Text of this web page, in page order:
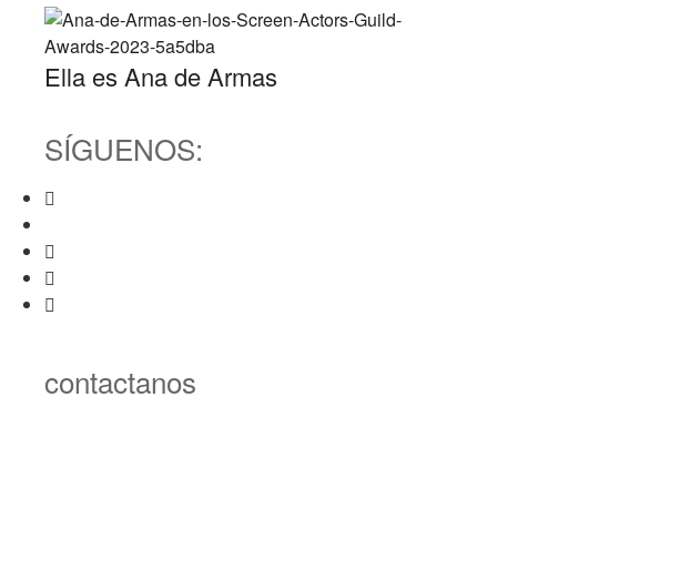
Ella es Ana de Armas
SÍGUENOS:
contactanos